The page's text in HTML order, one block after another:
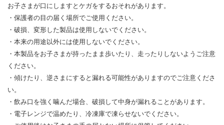
お子さまが口にしますとケガをするおそれがあります。
・保護者の目の届く場所でご使用ください。
・破損、変形した製品は使用しないでください。
・本来の用途以外には使用しないでください。
・本製品をお子さまが持ったまま歩いたり、走ったりしないようご注意
ください。
・傾けたり、逆さまにすると漏れる可能性がありますのでご注意くださ
い。
・飲み口を強く噛んだ場合、破損して中身が漏れることがあります。
・電子レンジで温めたり、冷凍庫で凍らせないでください。